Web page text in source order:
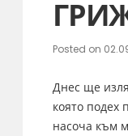
Posted on
Днес ще
която подех
насоча към